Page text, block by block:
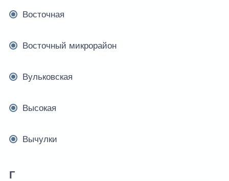
Восточная
Восточный микрорайон
Вульковская
Высокая
Вычулки
Г